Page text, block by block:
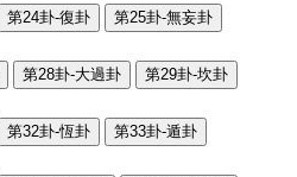
第24卦-復卦 第25卦-無妄卦
第28卦-大過卦 第29卦-坎卦
第32卦-恆卦 第33卦-遁卦